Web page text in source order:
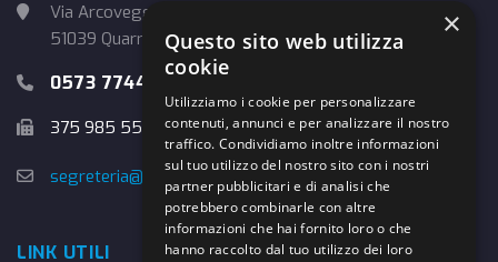
Via Arcoveggio, 4
51039 Quarrata (PT)
0573 774457
375 985 5526
segreteria@danybasket.it
LINK UTILI
×
Questo sito web utilizza
cookie
Utilizziamo i cookie per personalizzare
contenuti, annunci e per analizzare il nostro
traffico. Condividiamo inoltre informazioni
sul tuo utilizzo del nostro sito con i nostri
partner pubblicitari e di analisi che
potrebbero combinarle con altre
informazioni che hai fornito loro o che
hanno raccolto dal tuo utilizzo dei loro